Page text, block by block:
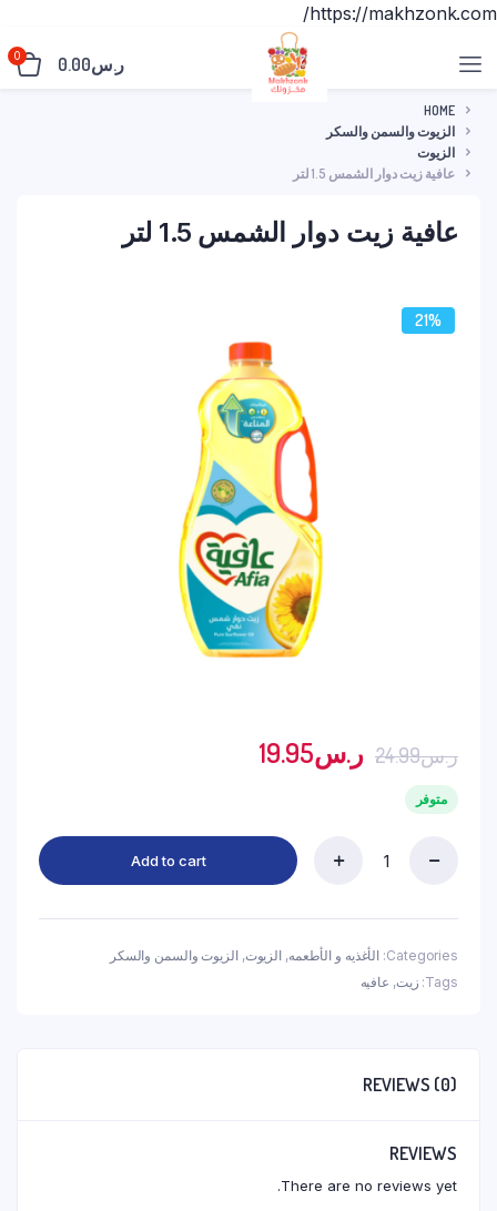
https://makhzonk.com/
ر.س0.00
0
HOME
الزيوت والسمن والسكر
الزيوت
عافية زيت دوار الشمس 1.5 لتر
عافية زيت دوار الشمس 1.5 لتر
21%
ر.س24.99 ر.س19.95
متوفر
1.5
quantity
Add to cart
Categories: الأغذيه و الأطعمه, الزيوت,الزيوت والسمن والسكر
Tags: زيت, عافيه
REVIEWS (0)
REVIEWS
There are no reviews yet.